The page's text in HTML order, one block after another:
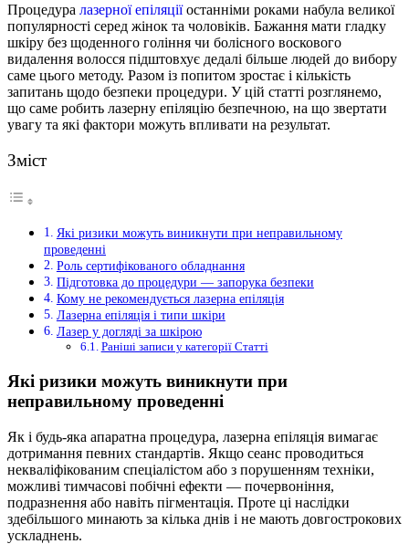
Процедура лазерної епіляціїостанніми роками набула великої
популярності серед жінок та чоловіків. Бажання мати гладку
шкіру без щоденного гоління чи болісного воскового
видалення волосся підштовхує дедалі більше людей до вибору
саме цього методу. Разом із попитом зростає і кількість
запитань щодо безпеки процедури. У цій статті розглянемо,
що саме робить лазерну епіляцію безпечною, на що звертати
увагу та які фактори можуть впливати на результат.
Зміст
Які ризики можуть виникнути при неправильному
проведенні
Роль сертифікованого обладнання
Підготовка до процедури — запорука безпеки
Кому не рекомендується лазерна епіляція
Лазерна епіляція і типи шкіри
Лазер у догляді за шкірою
Раніші записи у категорії Статті
Які ризики можуть виникнути при
неправильному проведенні
Як і будь-яка апаратна процедура, лазерна епіляція вимагає
дотримання певних стандартів. Якщо сеанс проводиться
некваліфікованим спеціалістом або з порушенням техніки,
можливі тимчасові побічні ефекти — почервоніння,
подразнення або навіть пігментація. Проте ці наслідки
здебільшого минають за кілька днів і не мають довгострокових
ускладнень.